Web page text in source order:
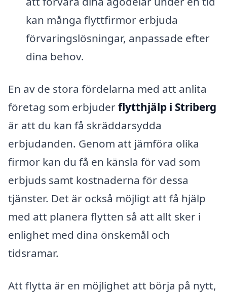
kan många flyttfirmor erbjuda
förvaringslösningar, anpassade efter
dina behov.
En av de stora fördelarna med att anlita
företag som erbjuderflytthjälp i Striberg
är att du kan få skräddarsydda
erbjudanden. Genom att jämföra olika
firmor kan du få en känsla för vad som
erbjuds samt kostnaderna för dessa
tjänster. Det är också möjligt att få hjälp
med att planera flytten så att allt sker i
enlighet med dina önskemål och
tidsramar.
Att flytta är en möjlighet att börja på nytt,